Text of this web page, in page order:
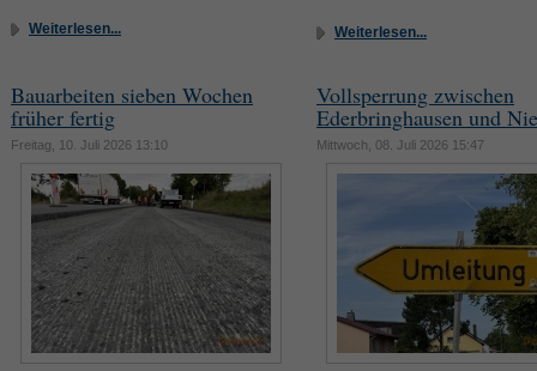
Weiterlesen... Weiterlesen...
Bauarbeiten sieben Wochen
früher fertig
Freitag, 10. Juli 2026 13:10
Vollsperrung zwischen
Ederbringhausen und
Mittwoch, 08. Juli 2026 15:47